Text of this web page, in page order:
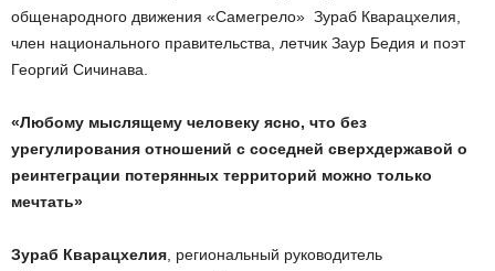
общенародного движения «Самегрело» Зураб Кварацхелия,
член национального правительства, летчик Заур Бедия и поэт
Георгий Сичинава.
«Любому мыслящему человеку ясно, что без
урегулирования отношений с соседней сверхдержавой о
реинтеграции потерянных территорий можно только
мечтать»
Зураб Кварацхелия , региональный руководитель